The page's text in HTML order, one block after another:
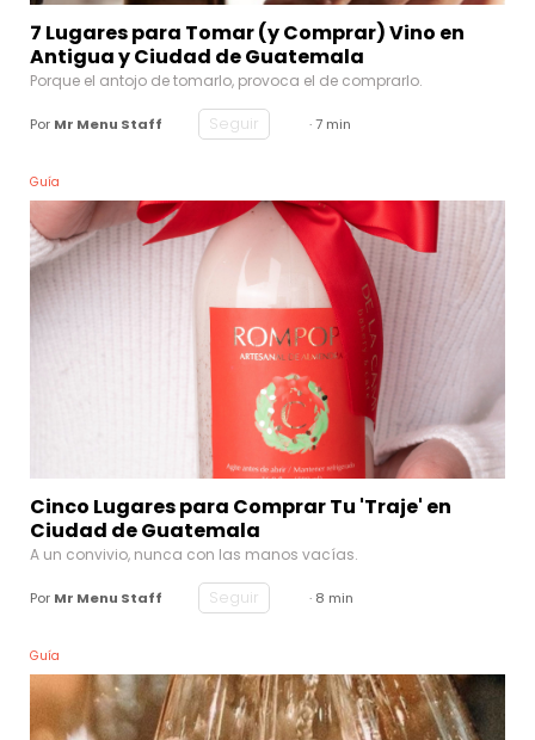
7 Lugares para Tomar (y Comprar) Vino en
Antigua y Ciudad de Guatemala
Porque el antojo de tomarlo, provoca el de comprarlo.
Por Mr Menu Staff Seguir · 7 min
Guía
Cinco Lugares para Comprar Tu 'Traje' en
Ciudad de Guatemala
A un convivio, nunca con las manos vacías.
Por Mr Menu Staff Seguir · 8 min
Guía